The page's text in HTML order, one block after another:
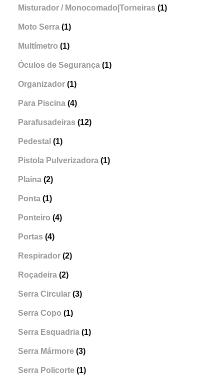
Misturador / Monocomado|Torneiras (1)
Moto Serra (1)
Multímetro (1)
Óculos de Segurança (1)
Organizador (1)
Para Piscina (4)
Parafusadeiras (12)
Pedestal (1)
Pistola Pulverizadora (1)
Plaina (2)
Ponta (1)
Ponteiro (4)
Portas (4)
Respirador (2)
Roçadeira (2)
Serra Circular (3)
Serra Copo (1)
Serra Esquadria (1)
Serra Mármore (3)
Serra Policorte (1)